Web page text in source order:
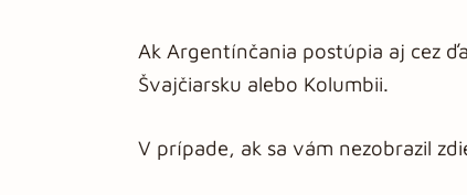
Ak Argentínčania postúpia aj cez
Švajčiarsku alebo Kolumbii.
V prípade, ak sa vám nezobrazil